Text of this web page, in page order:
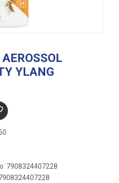
YLANG
7908324407228